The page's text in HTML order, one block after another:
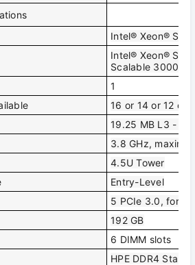
Intel® Xeon®
Intel® Xeon®
Scalable 3000
1
16 or 14 or 12 or
19.25 MB L3 -
3.8 GHz,
4.5U Tower
Entry-Level
5 PCIe 3.0, for
192 GB
6 DIMM slots
HPE DDR4